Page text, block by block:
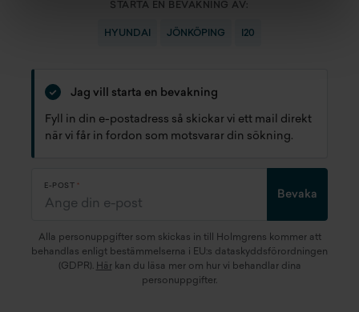
STARTA EN BEVAKNING AV:
HYUNDAI JÖNKÖPING I20
Jag vill starta en bevakning
Fyll in din e-postadress så skickar vi ett mail direkt
när vi får in fordon som motsvarar din sökning.
E-POST
Bevaka
Alla personuppgifter som skickas in till Holmgrens kommer att
behandlas enligt bestämmelserna i EU:s dataskyddsförordningen
(GDPR). Härkan du läsa mer om hur vi behandlar dina
personuppgifter.